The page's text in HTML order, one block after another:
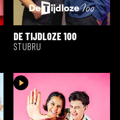
DE TIJDLOZE 100
STUBRU